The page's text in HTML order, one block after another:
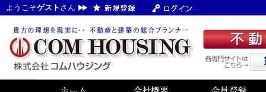
ようこそゲスト さん